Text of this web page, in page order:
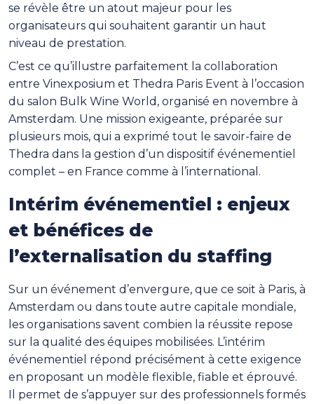
se révèle être un atout majeur pour les
organisateurs qui souhaitent garantir un haut
niveau de prestation.
C’est ce qu’illustre parfaitement la collaboration
entre Vinexposium et Thedra Paris Event à l’occasion
du salon Bulk Wine World, organisé en novembre à
Amsterdam. Une mission exigeante, préparée sur
plusieurs mois, qui a exprimé tout le savoir-faire de
Thedra dans la gestion d’un dispositif événementiel
complet – en France comme à l’international.
Intérim événementiel : enjeux
et bénéfices de
l’externalisation du staffing
Sur un événement d’envergure, que ce soit à Paris, à
Amsterdam ou dans toute autre capitale mondiale,
les organisations savent combien la réussite repose
sur la qualité des équipes mobilisées. L’intérim
événementiel répond précisément à cette exigence
en proposant un modèle flexible, fiable et éprouvé.
Il permet de s’appuyer sur des professionnels formés